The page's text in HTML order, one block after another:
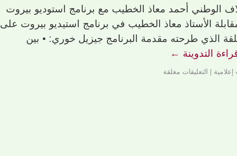
الوطني أحمد معاذ الخطيب مع برنامج استوديو بيروت
الأستاذ معاذ الخطيب في برنامج استيديو بيروت على
الذي طرحته مقدمة البرنامج جيزيل خوري: • بين
التدوينة ←
إعلامية | التعليقات مغلقة